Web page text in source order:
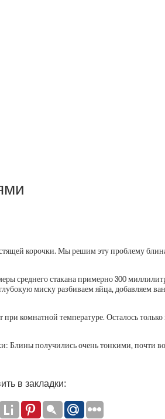
корочки. Мы решим эту проблему
среднего стакана примерно 300
миску разбиваем яйца, добавляем
комнатной температуре. Осталось
Блины получились очень тонкими, почти
в закладки: